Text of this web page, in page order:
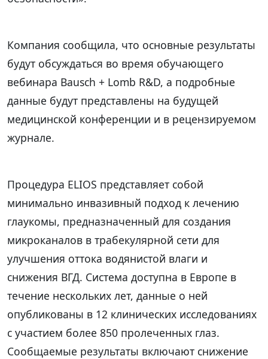
Компания сообщила, что основные результаты
будут обсуждаться во время обучающего
вебинара Bausch + Lomb R&D, а подробные
данные будут представлены на будущей
медицинской конференции и в рецензируемом
журнале.
Процедура ELIOS представляет собой
минимально инвазивный подход к лечению
глаукомы, предназначенный для создания
микроканалов в трабекулярной сети для
улучшения оттока водянистой влаги и
снижения ВГД. Система доступна в Европе в
течение нескольких лет, данные о ней
опубликованы в 12 клинических исследованиях
с участием более 850 пролеченных глаз.
Сообщаемые результаты включают снижение